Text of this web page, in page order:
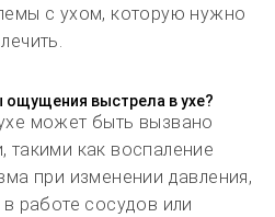
с ухом, которую нужно
ощущения выстрела в ухе?
может быть вызвано
такими как воспаление
при изменении давления,
работе сосудов или